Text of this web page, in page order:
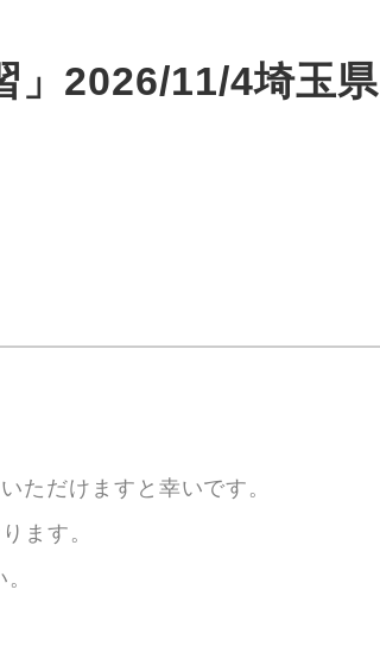
」2026/11/4埼玉県
ただけますと幸いです。
ます。